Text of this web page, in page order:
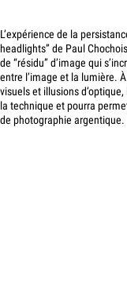
L’expérience de la
headlights” de Paul
de “résidu” d’image qui
entre l’image et la lumière.
visuels et illusions d’optique,
la technique et pourra
de photographie argentique.